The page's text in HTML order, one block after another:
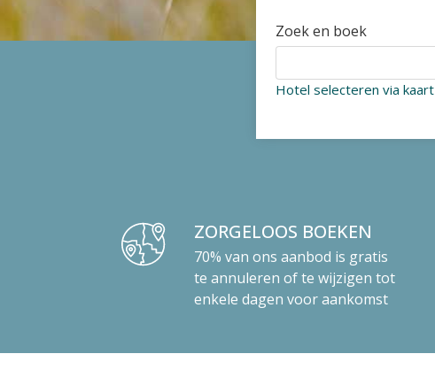
Zoek en boek
Hotel selecteren via kaart
ZORGELOOS BOEKEN
70% van ons aanbod is gratis
te annuleren of te wijzigen tot
enkele dagen voor aankomst